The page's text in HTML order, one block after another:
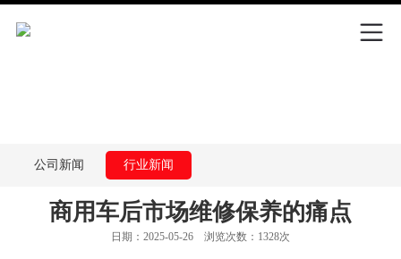
公司新闻 行业新闻
商用车后市场维修保养的痛点
日期：2025-05-26 浏览次数：1328次